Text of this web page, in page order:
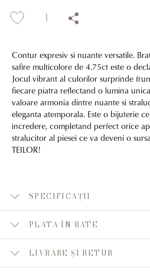
Contur expresiv si nuante versatile.
safire multicolore de 4.75ct este o
Jocul vibrant al culorilor surprinde
fiecare piatra reflectand o lumina
valoare armonia dintre nuante si
eleganta atemporala. Este o bijuterie
incredere, completand perfect orice
stralucitor al piesei ce va deveni o
TEILOR!
SPECIFICAȚII
PLATA ÎN RATE
LIVRARE ȘI RETUR